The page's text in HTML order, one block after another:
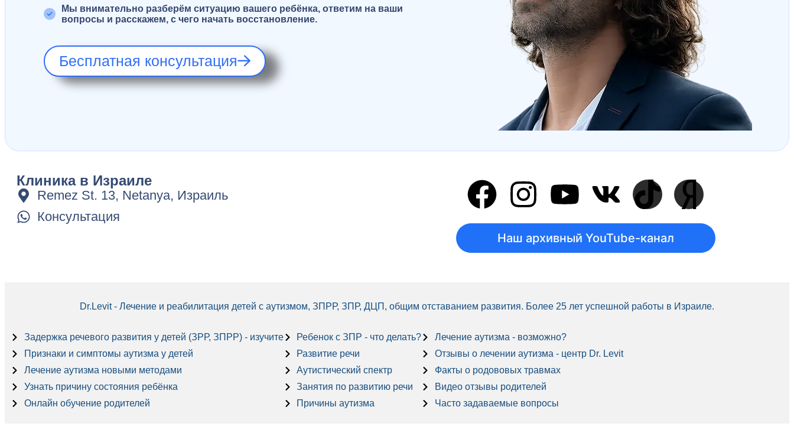
Мы внимательно разберём ситуацию вашего ребёнка, ответим на ваши
вопросы и расскажем, с чего начать восстановление.
Бесплатная консультация
Клиника в Израиле
Remez St. 13, Netanya, Израиль
Консультация
Наш архивный YouTube-канал
Dr.Levit - Лечение и реабилитация детей с аутизмом, ЗПРР, ЗПР, ДЦП, общим отставанием развития. Более 25 лет успешной работы в Израиле.
Задержка речевого развития у детей (ЗРР, ЗПРР) - изучите
Признаки и симптомы аутизма у детей
Лечение аутизма новыми методами
Узнать причину состояния ребёнка
Онлайн обучение родителей
Ребенок с ЗПР - что делать?
Развитие речи
Аутистический спектр
Занятия по развитию речи
Причины аутизма
Лечение аутизма - возможно?
Отзывы о лечении аутизма - центр Dr. Levit
Факты о родововых травмах
Видео отзывы родителей
Часто задаваемые вопросы